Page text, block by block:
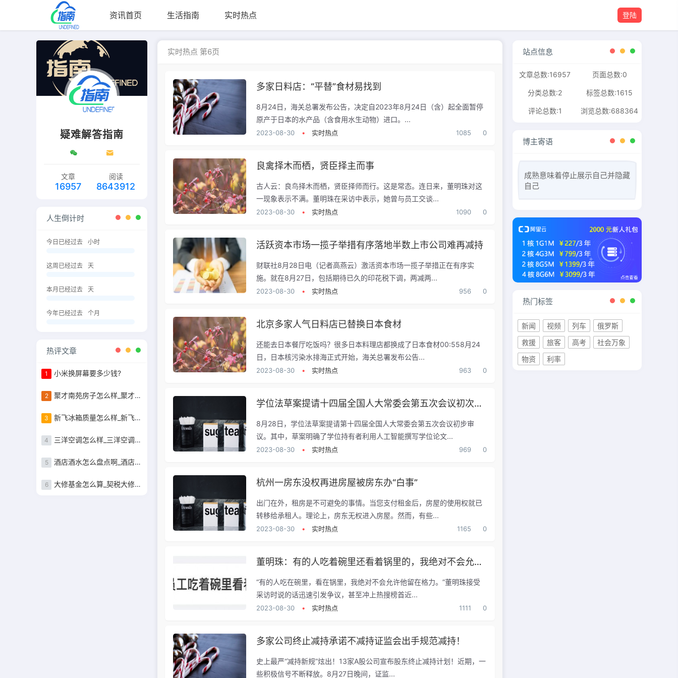
资讯首页 生活指南 实时热点 登陆
疑难解答指南
文章
16957
阅读
8643912
人生倒计时
今日已经过去 小时
这周已经过去 天
本月已经过去 天
今年已经过去 个月
热评文章
1 小米换屏幕要多少钱?
2 聚才南苑房子怎么样_聚才南苑的容积率是
3 新飞冰箱质量怎么样_新飞冰箱质量怎么样好不好
4 三洋空调怎么样_三洋空调怎么样好不好
5 酒店酒水怎么盘点啊_酒店酒水盘点表
6 大修基金怎么算_契税大修基金怎么算
实时热点 第6页
多家日料店：“平替”食材易找到
8月24日，海关总署发布公告，决定自2023年8月24日（含）起全面暂停
原产于日本的水产品（含食用水生动物）进口。...
2023-08-30 • 实时热点 1085 0
良禽择木而栖，贤臣择主而事
古人云：良鸟择木而栖，贤臣择师而行。这是常态。连日来，董明珠对这
一现象表示不满。董明珠在采访中表示，她曾与员工交谈...
2023-08-30 • 实时热点 1090 0
活跃资本市场一揽子举措有序落地半数上市公司难再减持
财联社8月28日电（记者高燕云）激活资本市场一揽子举措正在有序实
施。就在8月27日，包括期待已久的印花税下调，两减两...
2023-08-30 • 实时热点 956 0
北京多家人气日料店已替换日本食材
还能去日本餐厅吃饭吗？很多日本料理店都换成了日本食材00:558月24
日，日本核污染水排海正式开始，海关总署发布公告...
2023-08-30 • 实时热点 963 0
学位法草案提请十四届全国人大常委会第五次会议初次审议
8月28日，学位法草案提请第十四届全国人大常委会第五次会议初步审
议。其中，草案明确了学位持有者利用人工智能撰写学位论文...
2023-08-30 • 实时热点 969 0
杭州一房东没权再进房屋被房东办“白事”
出门在外，租房是不可避免的事情。当您支付租金后，房屋的使用权就已
转移给承租人。理论上，房东无权进入房屋。然而，有些...
2023-08-30 • 实时热点 1165 0
董明珠：有的人吃着碗里还看着锅里的，我绝对不会允许他在格力待下去
“有的人吃在碗里，看在锅里，我绝对不会允许他留在格力。”董明珠接受
采访时说的话迅速引发争议，甚至冲上热搜榜首近...
2023-08-30 • 实时热点 1111 0
多家公司终止减持承诺不减持证监会出手规范减持！
史上最严“减持新规”炫出！13家A股公司宣布股东终止减持计划！近期，一
些积极信号不断释放。8月27日晚间，证监...
站点信息
文章总数:16957 页面总数:0
分类总数:2 标签总数:1615
评论总数:1 浏览总数:688364
博主寄语
成熟意味着停止展示自己并隐藏
自己
热门标签
新闻 视频 列车
俄罗斯
救援
旅客 高考
社会万象
物资
利率